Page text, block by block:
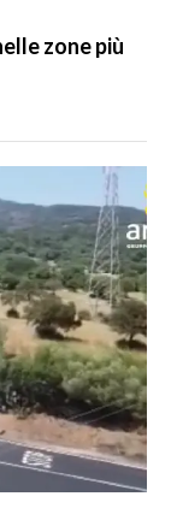
zone più